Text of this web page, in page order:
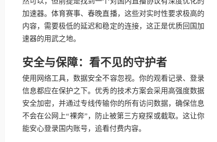
加速器。体育赛事、春晚直播，这些对实时性要求极高的
内容，需要极低的延迟和稳定的连接，这正是优质回国加
速器的用武之地。
安全与保障：看不见的守护者
使用网络工具，数据安全不容忽视。你的观看记录、登录
信息都应在保护之下。优秀的技术方案会采用高强度数据
安全加密，并通过专线传输你的所有访问数据，确保信息
不会在公网上“裸奔”，防止被第三方窥探或截取。这让你
能安心登录国内账号，追看付费内容。